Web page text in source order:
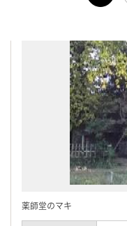
薬師堂のマキ